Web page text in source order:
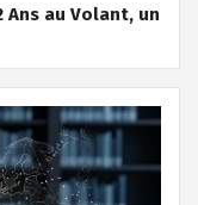
Ans au Volant, un